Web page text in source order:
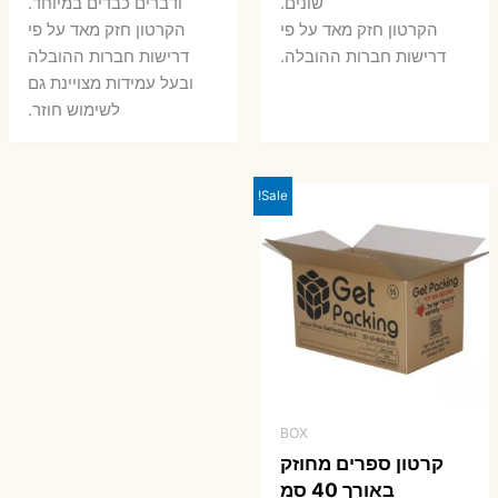
הקרטון חזק מאד על פי
דרישות חברות ההובלה.
הקרטון חזק מאד על פי
דרישות חברות ההובלה
ובעל עמידות מצויינת גם
לשימוש חוזר.
Sale!
BOX
קרטון ספרים מחוזק
באורך 40 סמ